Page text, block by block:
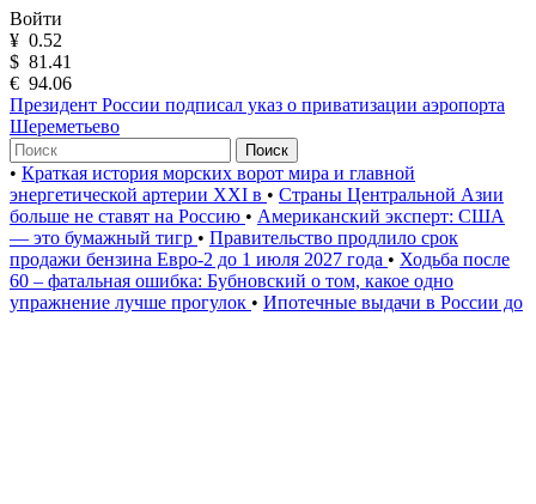
Войти
¥ 0.52
$ 81.41
€ 94.06
Президент России подписал указ о приватизации аэропорта
Шереметьево
Поиск
• Краткая история морских ворот мира и главной
энергетической артерии XXI в • Страны Центральной Азии
больше не ставят на Россию • Американский эксперт: США
— это бумажный тигр • Правительство продлило срок
продажи бензина Евро-2 до 1 июля 2027 года • Ходьба после
60 – фатальная ошибка: Бубновский о том, какое одно
упражнение лучше прогулок • Ипотечные выдачи в России до